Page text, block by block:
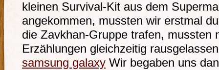
kleinen Survival-Kit aus dem
angekommen, mussten wir erstmal
die Zavkhan-Gruppe trafen, mussten
Erzählungen gleichzeitig
samsung galaxy Wir begaben uns